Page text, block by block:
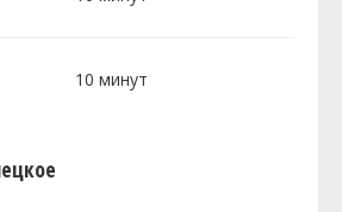
10 минут